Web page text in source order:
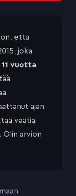
että
joka
11 vuotta
ajan
vaatia
Olin arvion